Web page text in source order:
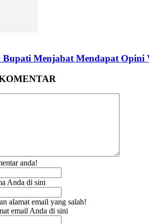
Bupati Menjabat Mendapat Opini
anda!
Anda di sini
alamat email yang salah!
email Anda di sini